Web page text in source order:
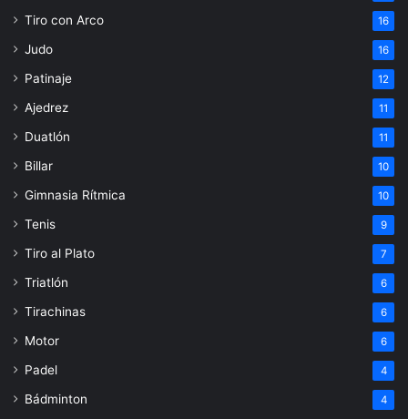
Tiro con Arco 16
Judo 16
Patinaje 12
Ajedrez 11
Duatlón 11
Billar 10
Gimnasia Rítmica 10
Tenis 9
Tiro al Plato 7
Triatlón 6
Tirachinas 6
Motor 6
Padel 4
Bádminton 4